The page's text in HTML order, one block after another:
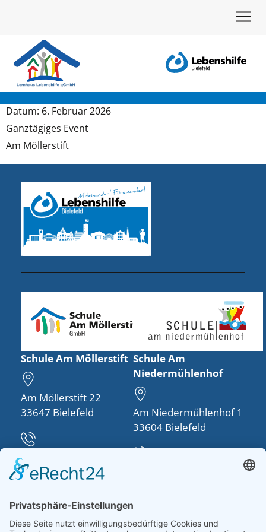
Datum: 6. Februar2026
Ganz­tä­gi­ges Event
Am Möller­stift
Schule Am Möllerstift
Am Möllerstift 22
33647 Bielefeld
Telefon: 0521 48950-30
info(at)schule-am-
Schule Am
Niedermühlenhof
Am Niedermühlenhof 1
33604 Bielefeld